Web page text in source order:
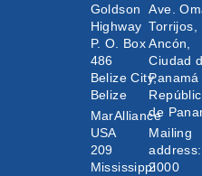
Goldson
Highway
P. O. Box
486
Belize City,
Belize
MarAlliance
USA
209
Mississippi
Ave.
Torrijos,
Ancón,
Ciudad
Panamá
de
Mailing
address:
2000